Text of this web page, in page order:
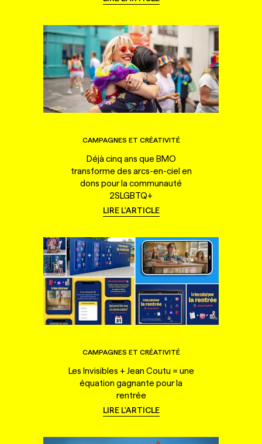
CAMPAGNES ET CRÉATIVITÉ
Déjà cinq ans que BMO
transforme des arcs-en-ciel en
dons pour la communauté
2SLGBTQ+
LIRE L'ARTICLE
CAMPAGNES ET CRÉATIVITÉ
Les Invisibles + Jean Coutu = une
équation gagnante pour la
rentrée
LIRE L'ARTICLE